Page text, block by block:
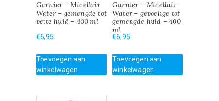
Garnier – Micellair
Water – gemengde tot
vette huid – 400 ml
€6,95
Toevoegen aan
winkelwagen
Garnier – Micellair
Water – gevoelige tot
gemengde huid – 400
ml
€6,95
Toevoegen aan
winkelwagen